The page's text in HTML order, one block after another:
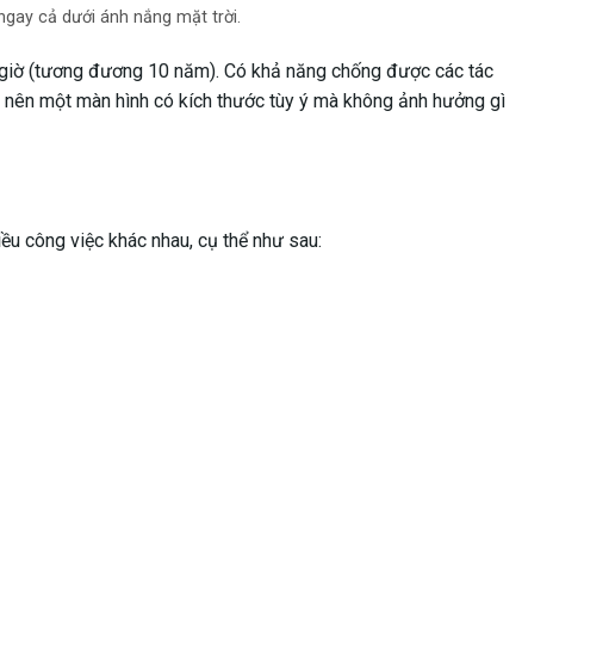
cả dưới ánh nắng mặt trời.
(tương đương 10 năm). Có khả năng chống được các tác
một màn hình có kích thước tùy ý mà không ảnh hưởng gì
công việc khác nhau, cụ thể như sau: